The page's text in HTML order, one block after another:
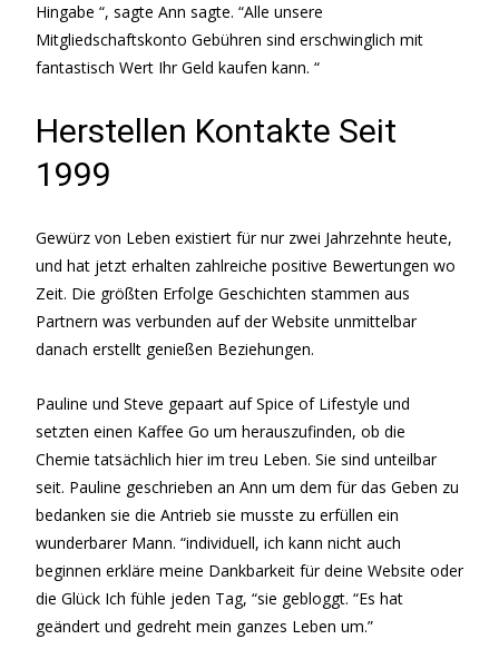
Hingabe “, sagte Ann sagte. “Alle unsere
Mitgliedschaftskonto Gebühren sind erschwinglich mit
fantastisch Wert Ihr Geld kaufen kann. “
Herstellen Kontakte Seit
1999
Gewürz von Leben existiert für nur zwei Jahrzehnte heute,
und hat jetzt erhalten zahlreiche positive Bewertungen wo
Zeit. Die größten Erfolge Geschichten stammen aus
Partnern was verbunden auf der Website unmittelbar
danach erstellt genießen Beziehungen.
Pauline und Steve gepaart auf Spice of Lifestyle und
setzten einen Kaffee Go um herauszufinden, ob die
Chemie tatsächlich hier im treu Leben. Sie sind unteilbar
seit. Pauline geschrieben an Ann um dem für das Geben zu
bedanken sie die Antrieb sie musste zu erfüllen ein
wunderbarer Mann. “individuell, ich kann nicht auch
beginnen erkläre meine Dankbarkeit für deine Website oder
die Glück Ich fühle jeden Tag, “sie gebloggt. “Es hat
geändert und gedreht mein ganzes Leben um.”